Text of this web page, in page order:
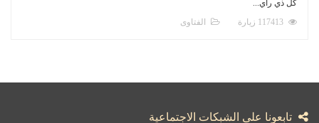
كل ذي رأي...
الفتاوى
تابعونا على الشبكات الاجتماعية